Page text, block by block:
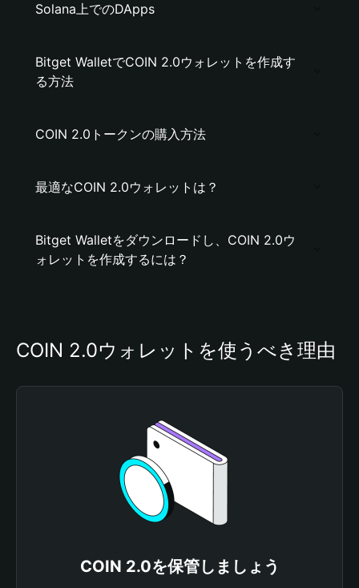
Solana上でのDApps
Bitget WalletでCOIN 2.0ウォレットを作成す
る方法
COIN 2.0トークンの購入方法
最適なCOIN 2.0ウォレットは？
Bitget Walletをダウンロードし、COIN 2.0ウ
ォレットを作成するには？
COIN 2.0ウォレットを使うべき理由
COIN 2.0を保管しましょう